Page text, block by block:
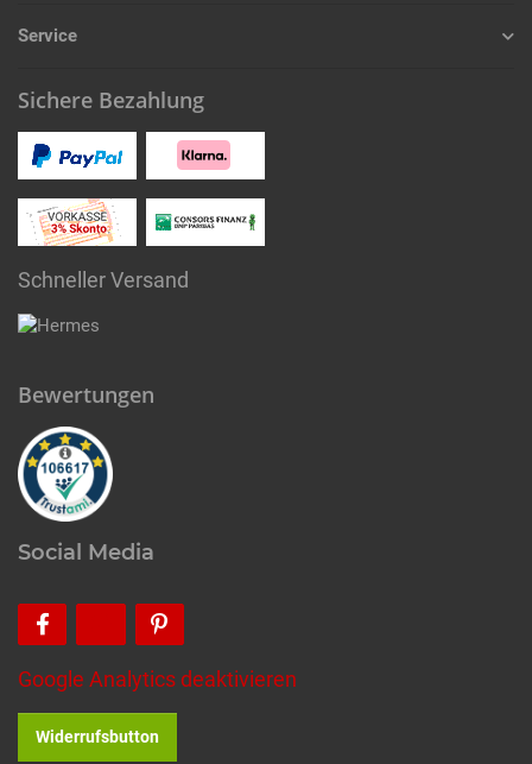
Service
Sichere Bezahlung
Schneller Versand
Bewertungen
Social Media
Google Analytics deaktivieren
Widerrufsbutton